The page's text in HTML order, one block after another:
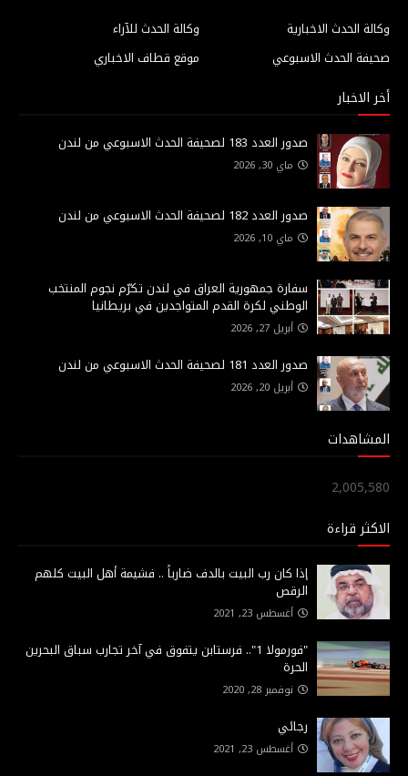
وكالة الحدث للآراء
وكالة الحدث الاخبارية
موقع قطاف الاخباري
صحيفة الحدث الاسبوعي
أخر الاخبار
صدور العدد 183 لصحيفة الحدث الاسبوعي من لندن
ماي 30, 2026
صدور العدد 182 لصحيفة الحدث الاسبوعي من لندن
ماي 10, 2026
سفارة جمهورية العراق في لندن تكرّم نجوم المنتخب
الوطني لكرة القدم المتواجدين في بريطانيا
أبريل 27, 2026
صدور العدد 181 لصحيفة الحدث الاسبوعي من لندن
أبريل 20, 2026
المشاهدات
2,005,580
الاكثر قراءة
إذا كان رب البيت بالدف ضارباً .. فشيمة أهل البيت كلهم
الرقص
أغسطس 23, 2021
"فورمولا 1".. فرستابن يتفوق في آخر تجارب سباق البحرين
الحرة
نوفمبر 28, 2020
رجائي
أغسطس 23, 2021